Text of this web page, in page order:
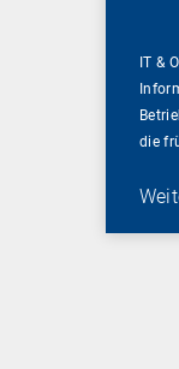
IT &
die